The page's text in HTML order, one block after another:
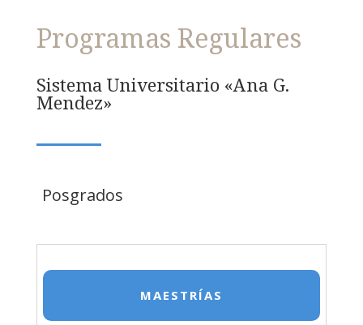
Programas Regulares
Sistema Universitario «Ana G.
Mendez»
Posgrados
MAESTRÍAS